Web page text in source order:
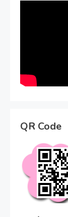
QR Code